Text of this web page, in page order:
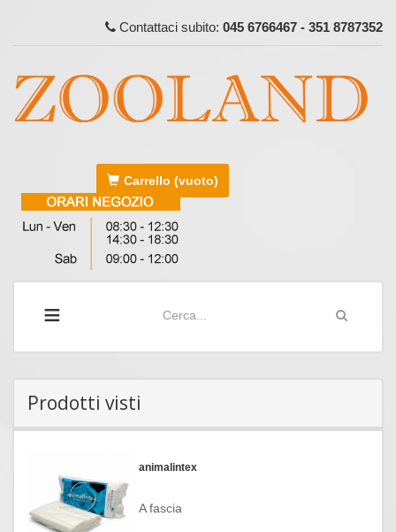
Contattaci subito: 045 6766467 - 351 8787352
Carrello (vuoto)
≡
Prodotti visti
animalintex
A fascia